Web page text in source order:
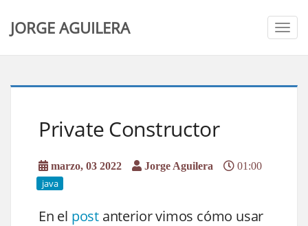
JORGE AGUILERA
Private Constructor
marzo, 03 2022 Jorge Aguilera 01:00
java
En el post anterior vimos cómo usar